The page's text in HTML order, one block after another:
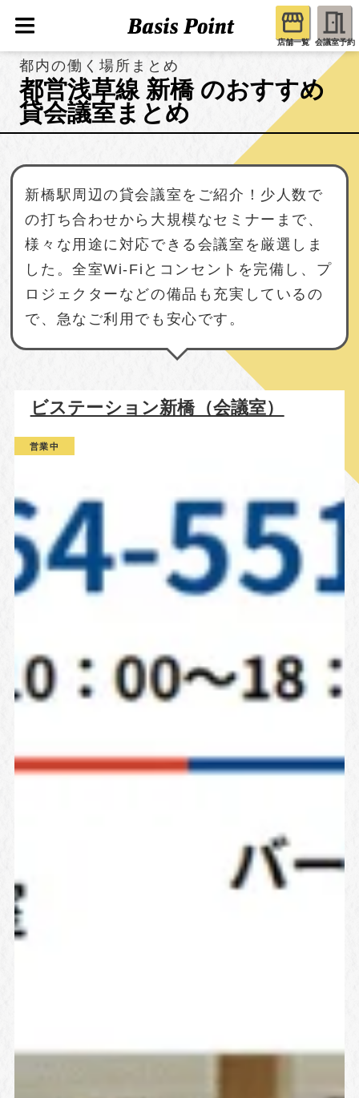
店舗一覧 会議室予約
都内の働く場所まとめ
都営浅草線 新橋 のおすすめ
貸会議室まとめ
新橋駅周辺の貸会議室をご紹介！少人数で
の打ち合わせから大規模なセミナーまで、
様々な用途に対応できる会議室を厳選しま
した。全室Wi-Fiとコンセントを完備し、プ
ロジェクターなどの備品も充実しているの
で、急なご利用でも安心です。
ビステーション新橋（会議室）
営業中